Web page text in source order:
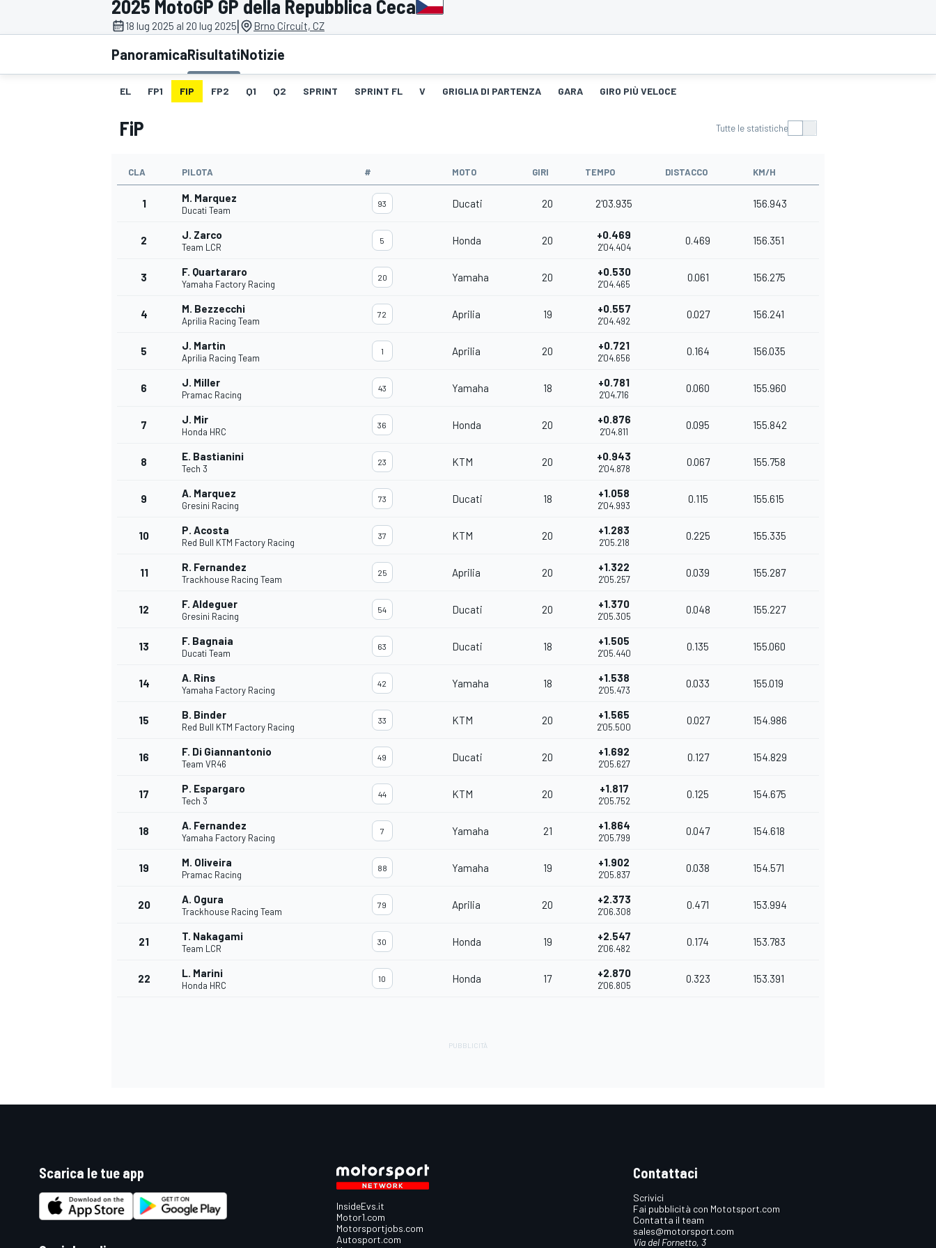
MOTOGP WEC
WRC
MONOPOSTO
2025 MotoGP GP della Repubblica Ceca
18 lug 2025 al 20 lug 2025| Brno Circuit, CZ
PanoramicaRisultatiNotizie
EL FP1 FIP FP2 Q1 Q2 SPRINT SPRINT FL V GRIGLIA DI PARTENZA GARA GIRO PIÙ VELOCE
FiP Tutte le statistiche
CLA PILOTA # MOTO GIRI TEMPO DISTACCO KM/H
1 M. Marquez
Ducati Team
93 Ducati 20 2'03.935 156.943
2 J. Zarco
Team LCR
5 Honda 20 +0.469
2'04.404
0.469 156.351
3 F. Quartararo
Yamaha Factory Racing
20 Yamaha 20 +0.530
2'04.465
0.061 156.275
4 M. Bezzecchi
Aprilia Racing Team
72 Aprilia 19 +0.557
2'04.492
0.027 156.241
5 J. Martin
Aprilia Racing Team
1 Aprilia 20 +0.721
2'04.656
0.164 156.035
6 J. Miller
Pramac Racing
43 Yamaha 18 +0.781
2'04.716
0.060 155.960
7 J. Mir
Honda HRC
36 Honda 20 +0.876
2'04.811
0.095 155.842
8 E. Bastianini
Tech 3
23 KTM 20 +0.943
2'04.878
0.067 155.758
9 A. Marquez
Gresini Racing
73 Ducati 18 +1.058
2'04.993
0.115 155.615
10 P. Acosta
Red Bull KTM Factory Racing
37 KTM 20 +1.283
2'05.218
0.225 155.335
11 R. Fernandez
Trackhouse Racing Team
25 Aprilia 20 +1.322
2'05.257
0.039 155.287
12 F. Aldeguer
Gresini Racing
54 Ducati 20 +1.370
2'05.305
0.048 155.227
13 F. Bagnaia
Ducati Team
63 Ducati 18 +1.505
2'05.440
0.135 155.060
14 A. Rins
Yamaha Factory Racing
42 Yamaha 18 +1.538
2'05.473
0.033 155.019
15 B. Binder
Red Bull KTM Factory Racing
33 KTM 20 +1.565
2'05.500
0.027 154.986
16 F. Di Giannantonio
Team VR46
49 Ducati 20 +1.692
2'05.627
0.127 154.829
17 P. Espargaro
Tech 3
44 KTM 20 +1.817
2'05.752
0.125 154.675
18 A. Fernandez
Yamaha Factory Racing
7 Yamaha 21 +1.864
2'05.799
0.047 154.618
19 M. Oliveira
Pramac Racing
88 Yamaha 19 +1.902
2'05.837
0.038 154.571
20 A. Ogura
Trackhouse Racing Team
79 Aprilia 20 +2.373
2'06.308
0.471 153.994
21 T. Nakagami
Team LCR
30 Honda 19 +2.547
2'06.482
0.174 153.783
22 L. Marini
Honda HRC
10 Honda 17 +2.870
2'06.805
0.323 153.391
Scarica le tue app
InsideEvs.it
Motor1.com
Motorsportjobs.com
Autosport.com
Contattaci
Scrivici
Fai pubblicità con Mototsport.com
Contatta il team
sales@motorsport.com
Via del Fornetto, 3